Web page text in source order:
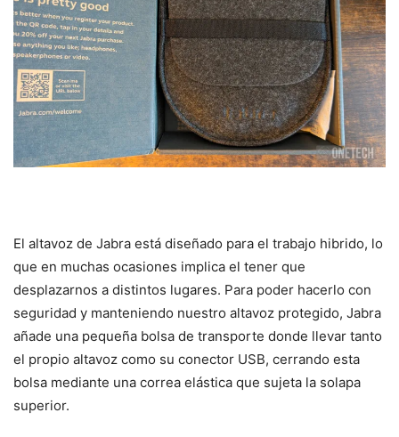
El altavoz de Jabra está diseñado para el trabajo hibrido, lo
que en muchas ocasiones implica el tener que
desplazarnos a distintos lugares. Para poder hacerlo con
seguridad y manteniendo nuestro altavoz protegido, Jabra
añade una pequeña bolsa de transporte donde llevar tanto
el propio altavoz como su conector USB, cerrando esta
bolsa mediante una correa elástica que sujeta la solapa
superior.